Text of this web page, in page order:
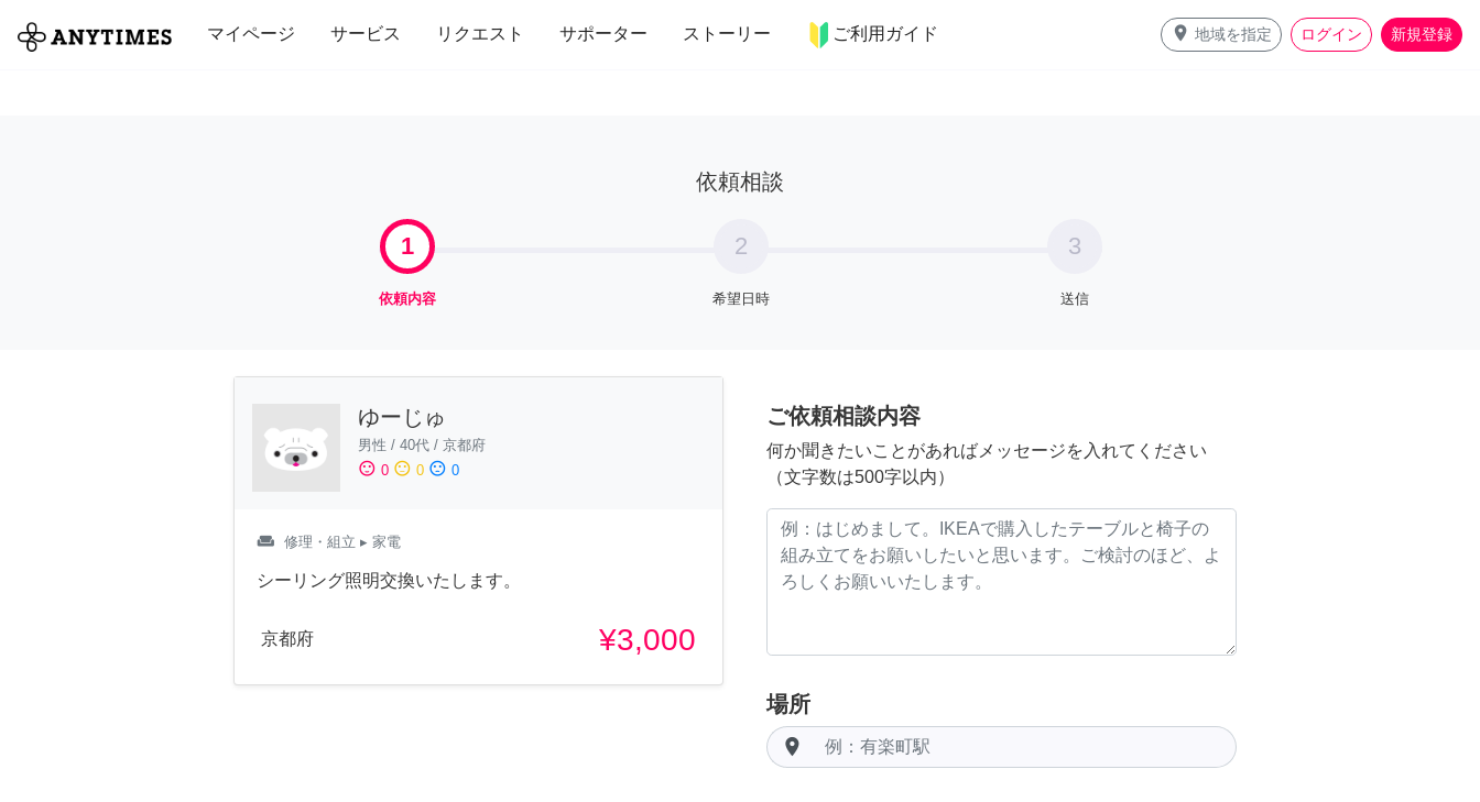
マイページ サービス リクエスト サポーター ストーリー ご利用ガイド place 地域を指定 ログイン 新規登録
全て 修理・組立 家事 引っ越し インテリア 趣味・習い事 ペット 料理
依頼相談
1
依頼内容
2
希望日時
3
送信
ゆーじゅ
男性 / 40代 / 京都府
sentiment_satisfied 0 sentiment_neutral 0 sentiment_dissatisfied 0
weekend 修理・組立 ▸ 家電
シーリング照明交換いたします。
京都府 ¥3,000
ご依頼相談内容
何か聞きたいことがあればメッセージを入れてください
（文字数は500字以内）
場所
room